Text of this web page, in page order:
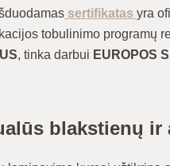
sertifikatas yra
tobulinimo programų
, tinka darbui EUROPOS
blakstienų